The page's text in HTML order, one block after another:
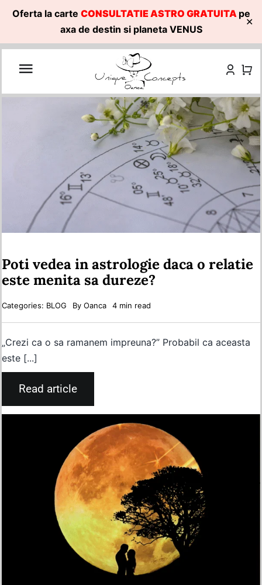
Oferta la carte CONSULTATIE ASTRO GRATUITA pe
axa de destin si planeta VENUS
✕
Skip
Poti vedea in astrologie daca o relatie
este menita sa dureze?
Categories: BLOG By Oanca 4 min read
„Crezi ca o sa ramanem impreuna?” Probabil ca aceasta
este [...]
Read article